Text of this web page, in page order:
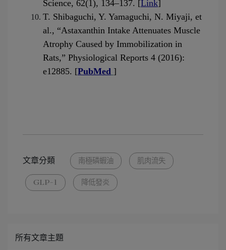
Science, 62(1), 134–137. [Link]
T. Shibaguchi, Y. Yamaguchi, N. Miyaji, et
al., “Astaxanthin Intake Attenuates Muscle
Atrophy Caused by Immobilization in
Rats,” Physiological Reports 4 (2016):
e12885. [PubMed ]
文章分類 南極磷蝦油 肌肉流失
GLP-1 降低發炎
所有文章主題